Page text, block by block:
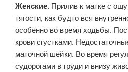
Женские. Прилив к матке с
тягости, как будто вся
особенно во время ходьбы.
крови сгустками.
маточной шейки. Во время
судорогами в груди и внизу